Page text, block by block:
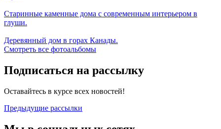
Старинные каменные дома с современным интерьером в
глуши.
Деревянный дом в горах Канады.
Смотреть все фотоальбомы
Подписаться на рассылку
Оставайтесь в курсе всех новостей!
Предыдущие рассылки